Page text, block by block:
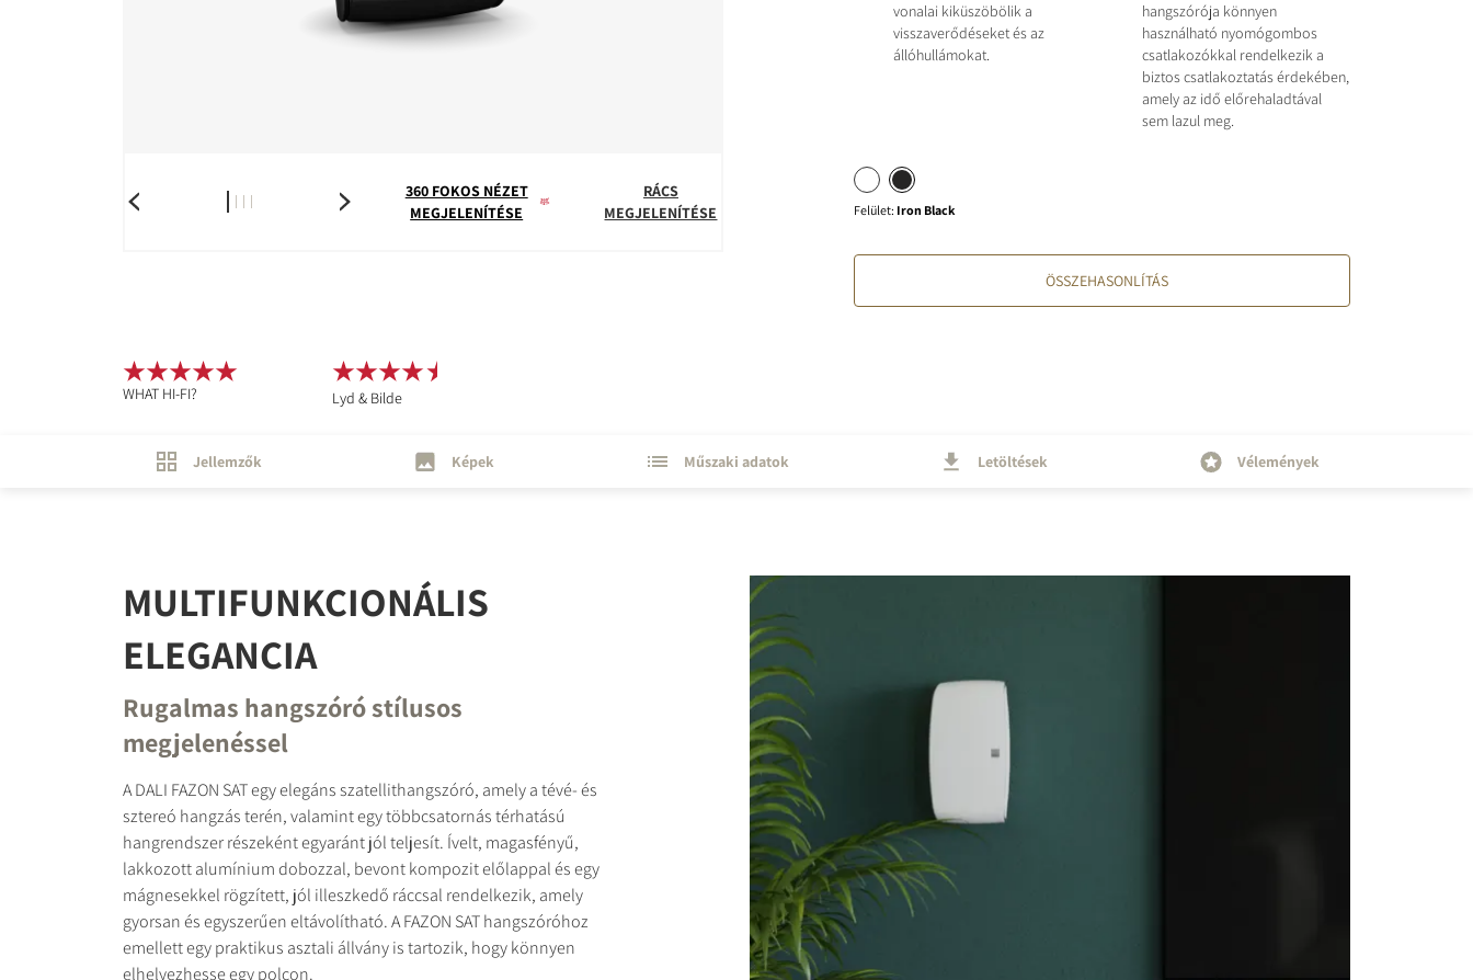
360 FOKOS NÉZET
MEGJELENÍTÉSE
RÁCS
MEGJELENÍTÉSE
vonalai kiküszöbölik a
visszaverődéseket és az
állóhullámokat.
hangszórója könnyen
használható nyomógombos
csatlakozókkal rendelkezik a
biztos csatlakoztatás érdekében,
amely az idő előrehaladtával
sem lazul meg.
Felület: Iron Black
ÖSSZEHASONLÍTÁS
WHAT HI-FI? Lyd & Bilde
TERMÉKEK ÖSSZEHASONLÍTÁSA
Jellemzők Képek Műszaki adatok Letöltések Vélemények
MULTIFUNKCIONÁLIS
ELEGANCIA
Rugalmas hangszóró stílusos
megjelenéssel
A DALI FAZON SAT egy elegáns szatellithangszóró, amely a tévé- és
sztereó hangzás terén, valamint egy többcsatornás térhatású
hangrendszer részeként egyaránt jól teljesít. Ívelt, magasfényű,
lakkozott alumínium dobozzal, bevont kompozit előlappal és egy
mágnesekkel rögzített, jól illeszkedő ráccsal rendelkezik, amely
gyorsan és egyszerűen eltávolítható. A FAZON SAT hangszóróhoz
emellett egy praktikus asztali állvány is tartozik, hogy könnyen
elhelyezhesse egy polcon.